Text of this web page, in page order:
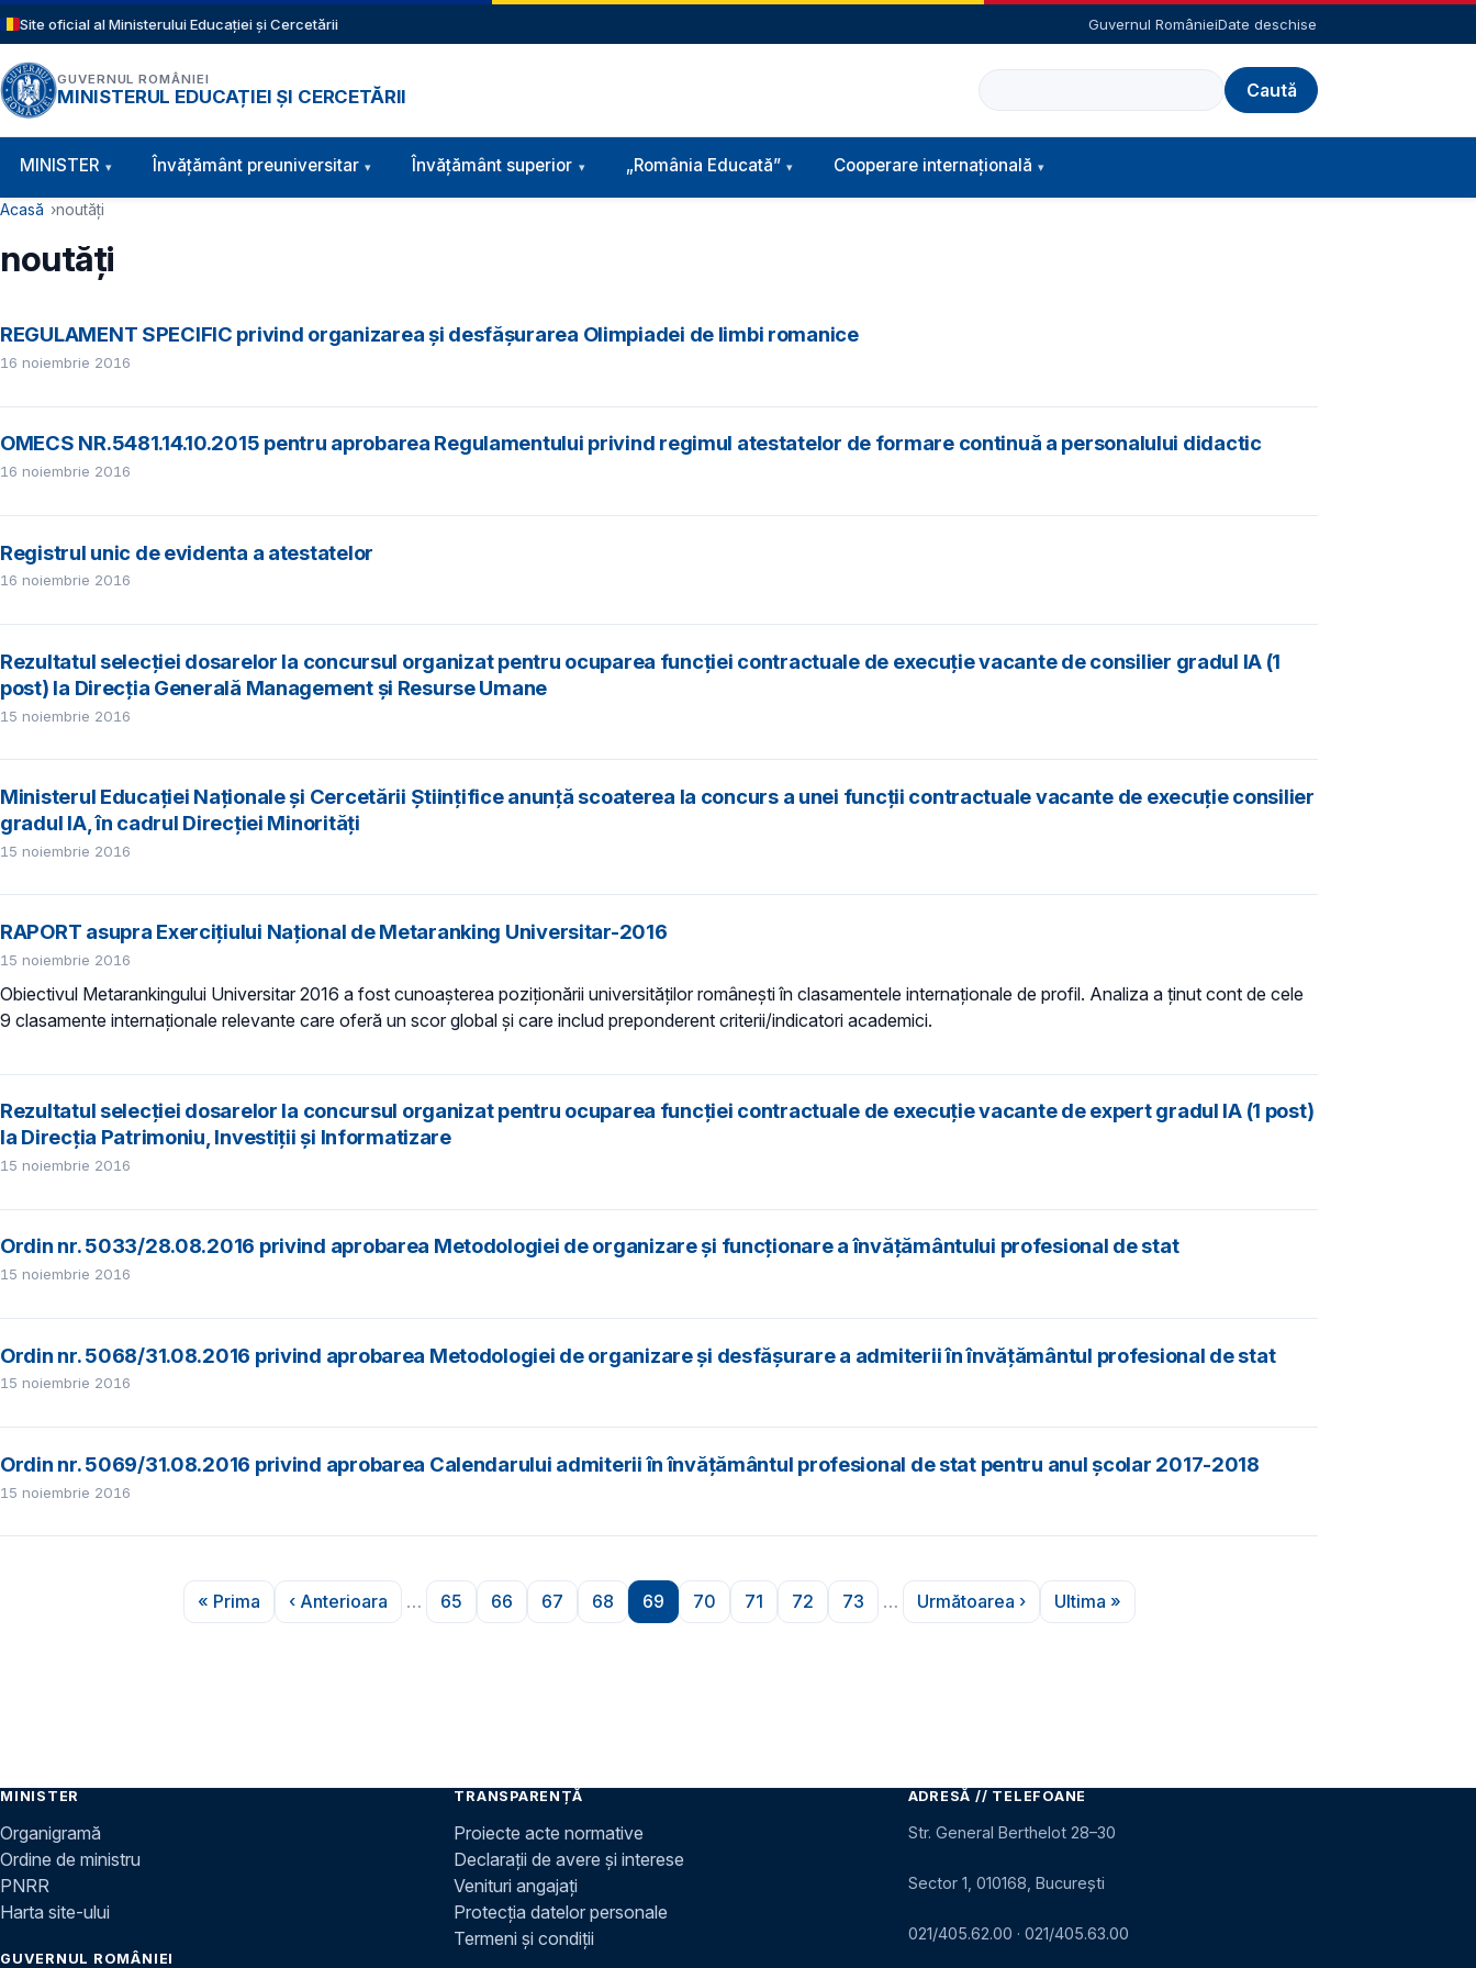
Sari la conținutul principal
Site oficial al Ministerului Educației și Cercetării Guvernul RomânieiDate deschise
GUVERNUL ROMÂNIEI
MINISTERUL EDUCAȚIEI ȘI CERCETĂRII
Caută
Navigație principală
MINISTER Învăţământ preuniversitar Învățământ superior „România Educată” Cooperare internațională
Cale de navigare
Acasă noutăți
noutăți
REGULAMENT SPECIFIC privind organizarea și desfășurarea Olimpiadei de limbi romanice
16 noiembrie 2016
OMECS NR.5481.14.10.2015 pentru aprobarea Regulamentului privind regimul atestatelor de formare continuă a personalului didactic
16 noiembrie 2016
Registrul unic de evidenta a atestatelor
16 noiembrie 2016
Rezultatul selecţiei dosarelor la concursul organizat pentru ocuparea funcţiei contractuale de execuţie vacante de consilier gradul IA (1
post) la Direcţia Generală Management şi Resurse Umane
15 noiembrie 2016
Ministerul Educației Naționale şi Cercetării Științifice anunță scoaterea la concurs a unei funcții contractuale vacante de execuție consilier
gradul IA, în cadrul Direcției Minorități
15 noiembrie 2016
RAPORT asupra Exercițiului Național de Metaranking Universitar-2016
15 noiembrie 2016
Obiectivul Metarankingului Universitar 2016 a fost cunoașterea poziționării universităților românești în clasamentele internaționale de profil. Analiza a ținut cont de cele
9 clasamente internaţionale relevante care oferă un scor global și care includ preponderent criterii/indicatori academici.
Rezultatul selecției dosarelor la concursul organizat pentru ocuparea funcției contractuale de execuție vacante de expert gradul IA (1 post)
la Direcția Patrimoniu, Investiții și Informatizare
15 noiembrie 2016
Ordin nr. 5033/28.08.2016 privind aprobarea Metodologiei de organizare și funcţionare a învățământului profesional de stat
15 noiembrie 2016
Ordin nr. 5068/31.08.2016 privind aprobarea Metodologiei de organizare și desfășurare a admiterii în învățământul profesional de stat
15 noiembrie 2016
Ordin nr. 5069/31.08.2016 privind aprobarea Calendarului admiterii în învățământul profesional de stat pentru anul școlar 2017-2018
15 noiembrie 2016
Prima pagină
« Prima
Pagina anterioară
‹ Anterioara …
Pagina
65
Pagina
66
Pagina
67
Pagina
68
Pagina
69
Pagina
70
Pagina
71
Pagina
72
Pagina
73 …
Pagina următoare
Următoarea ›
Ultima pagină
Ultima »
MINISTER
Organigramă
Ordine de ministru
PNRR
Harta site-ului
GUVERNUL ROMÂNIEI
TRANSPARENȚĂ
Proiecte acte normative
Declarații de avere și interese
Venituri angajați
Protecția datelor personale
Termeni și condiții
ADRESĂ // TELEFOANE
Str. General Berthelot 28–30
Sector 1, 010168, București
021/405.62.00 · 021/405.63.00